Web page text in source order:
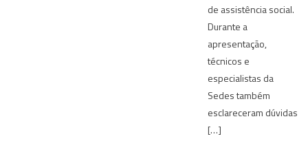
de assistência social.
Durante a
apresentação,
técnicos e
especialistas da
Sedes também
esclareceram dúvidas
[…]